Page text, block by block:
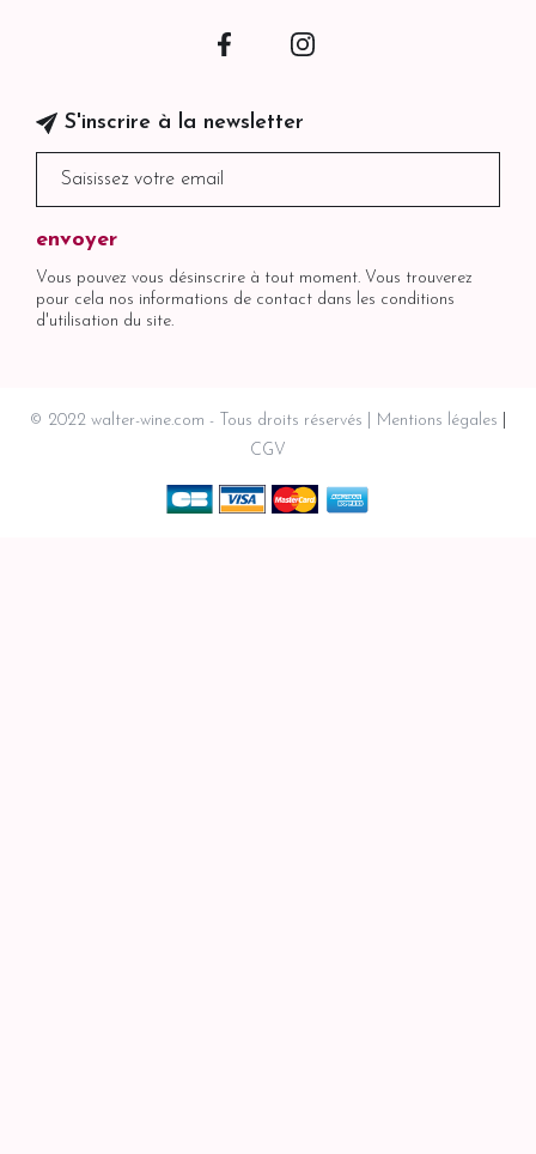
Facebook
S'inscrire à la newsletter
Vous pouvez vous désinscrire à tout moment. Vous trouverez
pour cela nos informations de contact dans les conditions
d'utilisation du site.
© 2022 walter-wine.com - Tous droits réservés
Mentions légales
CGV